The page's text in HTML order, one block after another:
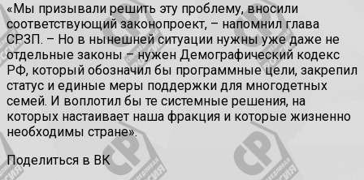
«Мы призывали решить эту проблему, вносили
соответствующий законопроект, – напомнил глава
СРЗП. – Но в нынешней ситуации нужны уже даже не
отдельные законы – нужен Демографический кодекс
РФ, который обозначил бы программные цели, закрепил
статус и единые меры поддержки для многодетных
семей. И воплотил бы те системные решения, на
которых настаивает наша фракция и которые жизненно
необходимы стране».
Поделиться в ВК